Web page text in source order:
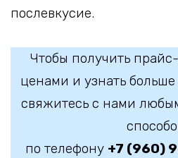
послевкусие.
Чтобы получить
ценами и узнать больше
свяжитесь с нами
по телефону +7 (960)